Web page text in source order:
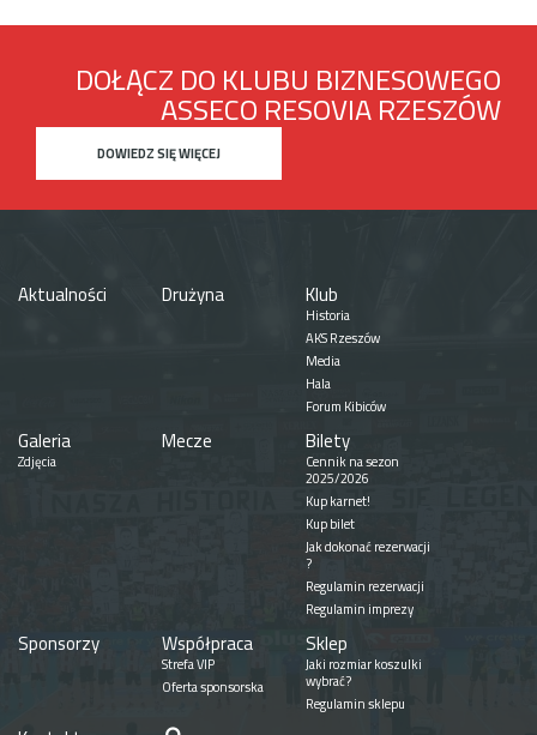
DOŁĄCZ DO KLUBU BIZNESOWEGO
ASSECO RESOVIA RZESZÓW
DOWIEDZ SIĘ WIĘCEJ
Aktualności Drużyna Klub
Historia
AKS Rzeszów
Media
Hala
Forum Kibiców
Galeria
Zdjęcia
Mecze Bilety
Cennik na sezon
2025/2026
Kup karnet!
Kup bilet
Jak dokonać rezerwacji
?
Regulamin rezerwacji
Regulamin imprezy
Sponsorzy Współpraca
Strefa VIP
Oferta sponsorska
Sklep
Jaki rozmiar koszulki
wybrać?
Regulamin sklepu